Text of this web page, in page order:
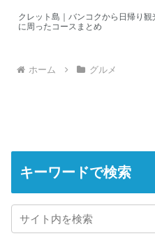
クレット島｜バンコクから日帰り観
に周ったコースまとめ
ホーム グルメ
キーワードで検索